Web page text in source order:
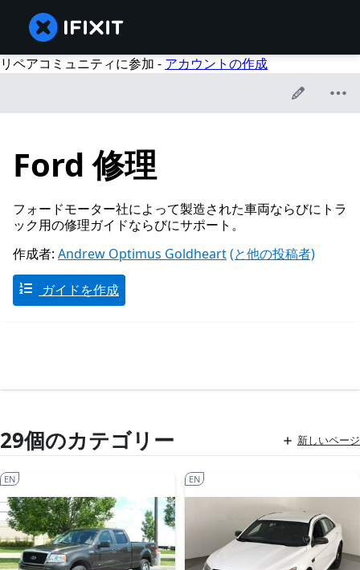
リペアコミュニティに参加 - アカウントの作成
Ford 修理
フォードモーター社によって製造された車両ならびにトラ
ック用の修理ガイドならびにサポート。
作成者: Andrew Optimus Goldheart(と他の投稿者)
ガイドを作成
29個のカテゴリー 新しいページ
EN EN